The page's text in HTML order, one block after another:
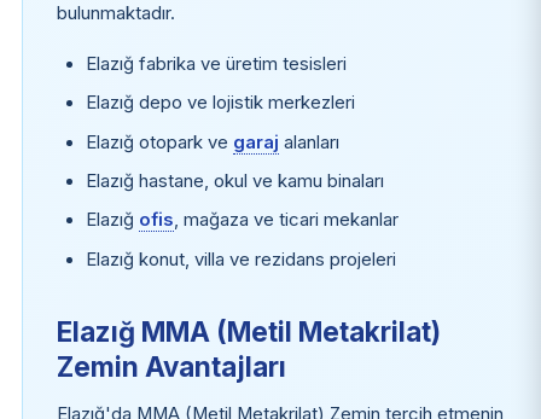
bulunmaktadır.
Elazığ fabrika ve üretim tesisleri
Elazığ depo ve lojistik merkezleri
Elazığ otopark ve garaj alanları
Elazığ hastane, okul ve kamu binaları
Elazığ ofis, mağaza ve ticari mekanlar
Elazığ konut, villa ve rezidans projeleri
Elazığ MMA (Metil Metakrilat)
Zemin Avantajları
Elazığ'da MMA (Metil Metakrilat) Zemin tercih etmenin